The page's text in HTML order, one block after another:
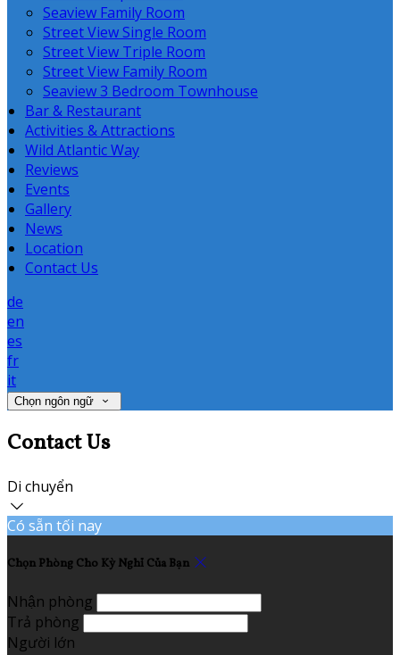
Seaview Family Room
Street View Single Room
Street View Triple Room
Street View Family Room
Seaview 3 Bedroom Townhouse
Bar & Restaurant
Activities & Attractions
Wild Atlantic Way
Reviews
Events
Gallery
News
Location
Contact Us
de
en
es
fr
it
Chọn ngôn ngữ
Contact Us
Di chuyển
Có sẵn tối nay
Chọn Phòng Cho Kỳ Nghỉ Của Bạn
Nhận phòng
Trả phòng
Người lớn